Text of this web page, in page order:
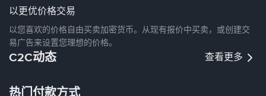
以更优价格交易
以您喜欢的价格自由买卖加密货币。从现有报价中买卖，或创建交
易广告来设置您理想的价格。
C2C动态 查看更多
热门付款方式